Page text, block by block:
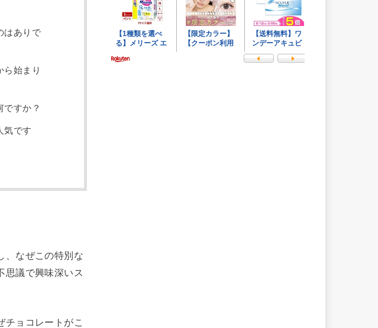
はありで
ら始まり
ですか？
気です
、なぜこの特別な
思議で興味深いス
チョコレートがこ